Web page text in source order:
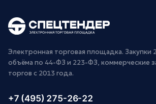
Электронная торговая площадка. Закупки
объёма по 44-ФЗ и 223-ФЗ, коммерческие
торгов с 2013 года.
+7 (495) 275-26-22